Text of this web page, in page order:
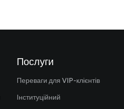
Послуги
Переваги для VIP-клієнтів
Інституційний